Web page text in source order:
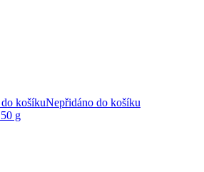
košíkuNepřidáno do košíku